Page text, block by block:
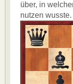
über, in
nutzen wusste.